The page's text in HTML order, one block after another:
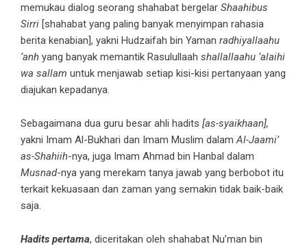
memukau dialog seorang shahabat bergelar Shaahibus
Sirri [shahabat yang paling banyak menyimpan rahasia
berita kenabian], yakni Hudzaifah bin Yaman radhiyallaahu
‘anh yang banyak memantik Rasulullaah shallallaahu ‘alaihi
wa sallam untuk menjawab setiap kisi-kisi pertanyaan yang
diajukan kepadanya.
Sebagaimana dua guru besar ahli hadits [as-syaikhaan],
yakni Imam Al-Bukhari dan Imam Muslim dalamAl-Jaami’
as-Shahiih-nya, juga Imam Ahmad bin Hanbal dalam
Musnad-nya yang merekam tanya jawab yang berbobot itu
terkait kekuasaan dan zaman yang semakin tidak baik-baik
saja.
Hadits pertama, diceritakan oleh shahabat Nu’man bin